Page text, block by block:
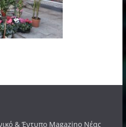
& Έντυπο Magazino Νέας